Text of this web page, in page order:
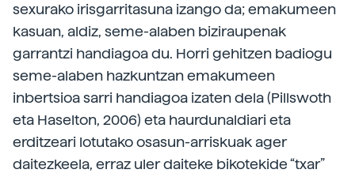
sexurako irisgarritasuna izango da; emakumeen
kasuan, aldiz, seme-alaben biziraupenak
garrantzi handiagoa du. Horri gehitzen badiogu
seme-alaben hazkuntzan emakumeen
inbertsioa sarri handiagoa izaten dela (Pillswoth
eta Haselton, 2006) eta haurdunaldiari eta
erditzeari lotutako osasun-arriskuak ager
daitezkeela, erraz uler daiteke bikotekide “txar”